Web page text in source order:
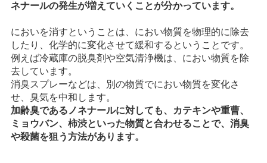
ネナールの発生が増えていくことが分かっています。
においを消すということは、におい物質を物理的に除去
したり、化学的に変化させて緩和するということです。
例えば冷蔵庫の脱臭剤や空気清浄機は、におい物質を除
去しています。
消臭スプレーなどは、別の物質でにおい物質を変化さ
せ、臭気を中和します。
加齢臭であるノネナールに対しても、カテキンや重曹、
ミョウバン、柿渋といった物質と合わせることで、消臭
や殺菌を狙う方法があります。